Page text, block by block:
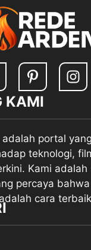
KAMI
portal
teknologi,
Kami adalah
percaya
cara